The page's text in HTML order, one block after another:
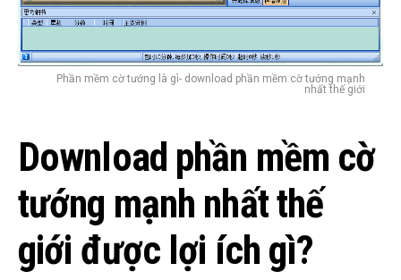
Phần mềm cờ tướng là gì- download phần mềm cờ tướng mạnh
nhất thế giới
Download phần mềm cờ
tướng mạnh nhất thế
giới được lợi ích gì?